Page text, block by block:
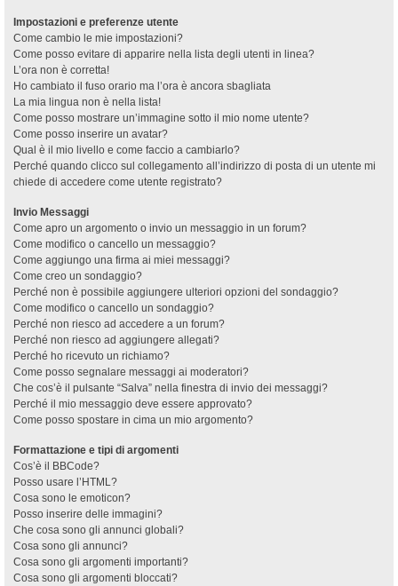
Impostazioni e preferenze utente
Come cambio le mie impostazioni?
Come posso evitare di apparire nella lista degli utenti in linea?
L’ora non è corretta!
Ho cambiato il fuso orario ma l’ora è ancora sbagliata
La mia lingua non è nella lista!
Come posso mostrare un’immagine sotto il mio nome utente?
Come posso inserire un avatar?
Qual è il mio livello e come faccio a cambiarlo?
Perché quando clicco sul collegamento all’indirizzo di posta di un utente mi
chiede di accedere come utente registrato?
Invio Messaggi
Come apro un argomento o invio un messaggio in un forum?
Come modifico o cancello un messaggio?
Come aggiungo una firma ai miei messaggi?
Come creo un sondaggio?
Perché non è possibile aggiungere ulteriori opzioni del sondaggio?
Come modifico o cancello un sondaggio?
Perché non riesco ad accedere a un forum?
Perché non riesco ad aggiungere allegati?
Perché ho ricevuto un richiamo?
Come posso segnalare messaggi ai moderatori?
Che cos’è il pulsante “Salva” nella finestra di invio dei messaggi?
Perché il mio messaggio deve essere approvato?
Come posso spostare in cima un mio argomento?
Formattazione e tipi di argomenti
Cos’è il BBCode?
Posso usare l’HTML?
Cosa sono le emoticon?
Posso inserire delle immagini?
Che cosa sono gli annunci globali?
Cosa sono gli annunci?
Cosa sono gli argomenti importanti?
Cosa sono gli argomenti bloccati?